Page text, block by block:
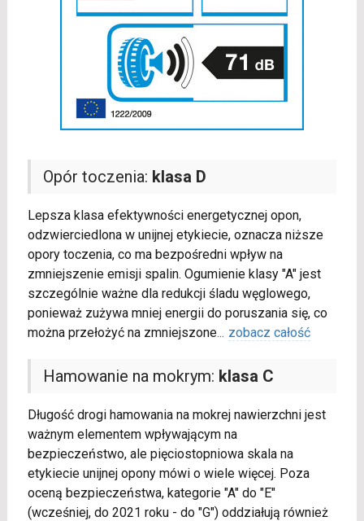
Opór toczenia: klasa D
Lepsza klasa efektywności energetycznej opon,
odzwierciedlona w unijnej etykiecie, oznacza niższe
opory toczenia, co ma bezpośredni wpływ na
zmniejszenie emisji spalin. Ogumienie klasy "A" jest
szczególnie ważne dla redukcji śladu węglowego,
ponieważ zużywa mniej energii do poruszania się, co
można przełożyć na zmniejszone... zobacz całość
Hamowanie na mokrym: klasa C
Długość drogi hamowania na mokrej nawierzchni jest
ważnym elementem wpływającym na
bezpieczeństwo, ale pięciostopniowa skala na
etykiecie unijnej opony mówi o wiele więcej. Poza
oceną bezpieczeństwa, kategorie "A" do "E"
(wcześniej, do 2021 roku - do "G") oddziałują również